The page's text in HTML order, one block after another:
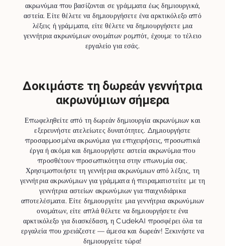
ακρωνύμια που βασίζονται σε γράμματα έως δημιουργικά,
αστεία. Είτε θέλετε να δημιουργήσετε ένα αρκτικόλεξο από
λέξεις ή γράμματα, είτε θέλετε να δημιουργήσετε μια
γεννήτρια ακρωνύμιων ονομάτων ρομπότ, έχουμε το τέλειο
εργαλείο για εσάς.
Δοκιμάστε τη δωρεάν γεννήτρια
ακρωνύμιων σήμερα
Επωφεληθείτε από τη δωρεάν δημιουργία ακρωνύμιων και
εξερευνήστε ατελείωτες δυνατότητες. Δημιουργήστε
προσαρμοσμένα ακρωνύμια για επιχειρήσεις, προσωπικά
έργα ή ακόμα και δημιουργήστε αστεία ακρωνύμια που
προσθέτουν προσωπικότητα στην επωνυμία σας.
Χρησιμοποιήστε τη γεννήτρια ακρωνύμιων από λέξεις, τη
γεννήτρια ακρωνύμιων για γράμματα ή πειραματιστείτε με τη
γεννήτρια αστείων ακρωνύμιων για παιχνιδιάρικα
αποτελέσματα. Είτε δημιουργείτε μια γεννήτρια ακρωνύμιων
ονομάτων, είτε απλά θέλετε να δημιουργήσετε ένα
αρκτικόλεξο για διασκέδαση, η CudekAI προσφέρει όλα τα
εργαλεία που χρειάζεστε — άμεσα και δωρεάν! Ξεκινήστε να
δημιουργείτε τώρα!